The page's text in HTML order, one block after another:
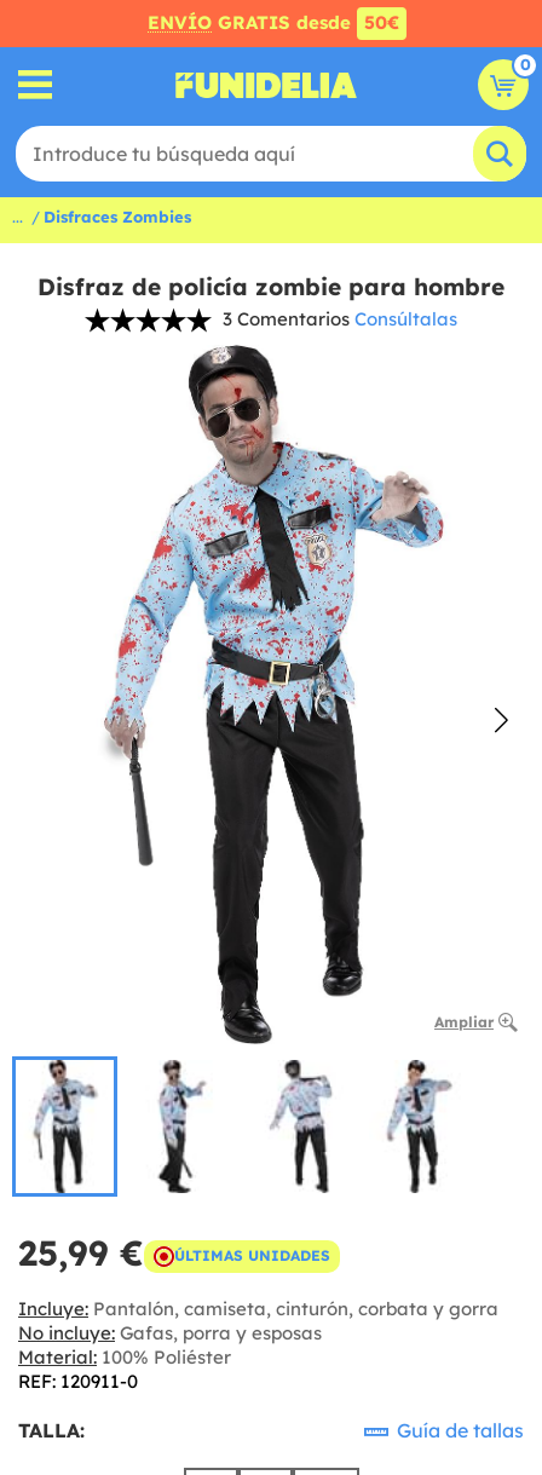
ENVÍO GRATIS desde 50€
0
... Disfraces Zombies
Disfraz de policía zombie para hombre
3 Comentarios Consúltalas
Ampliar
25,99 € ÚLTIMAS UNIDADES
Incluye: Pantalón, camiseta, cinturón, corbata y gorra
No incluye: Gafas, porra y esposas
Material: 100% Poliéster
REF: 120911-0
TALLA: Guía de tallas